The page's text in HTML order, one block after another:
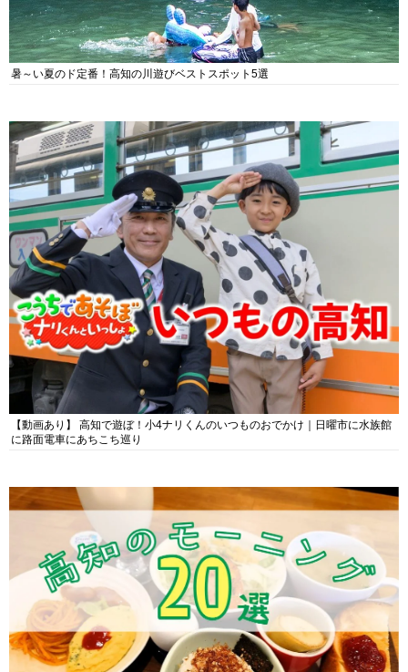
暑～い夏のド定番！高知の川遊びベストスポット5選
【動画あり】 高知で遊ぼ！小4ナリくんのいつものおでかけ｜日曜市に水族館
に路面電車にあちこち巡り